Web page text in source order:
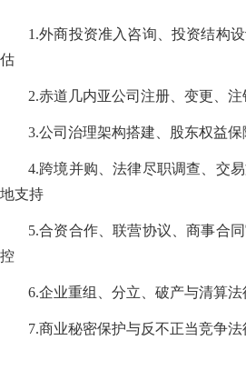
1.外商投资准入咨询、投资结构
估
2.赤道几内亚公司注册、变更、
3.公司治理架构搭建、股东权益
4.跨境并购、法律尽职调查、交
地支持
5.合资合作、联营协议、商事合
控
6.企业重组、分立、破产与清算法
7.商业秘密保护与反不正当竞争法